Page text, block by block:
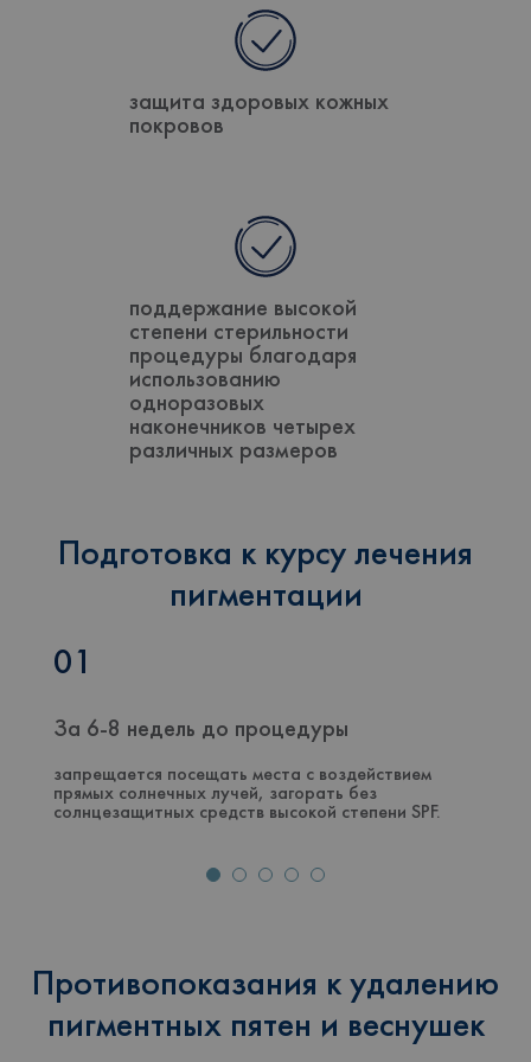
защита здоровых кожных
покровов
поддержание высокой
степени стерильности
процедуры благодаря
использованию
одноразовых
наконечников четырех
различных размеров
Подготовка к курсу лечения
пигментации
01
За 6-8 недель до процедуры
запрещается посещать места с воздействием
прямых солнечных лучей, загорать без
солнцезащитных средств высокой степени SPF.
Противопоказания к удалению
пигментных пятен и веснушек